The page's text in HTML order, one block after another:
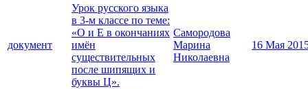
документ
Урок русского языка
в 3-м классе по теме:
«О и Е в окончаниях
имён
существительных
после шипящих и
буквы Ц».
Самородова
Марина
Николаевна
16 Мая